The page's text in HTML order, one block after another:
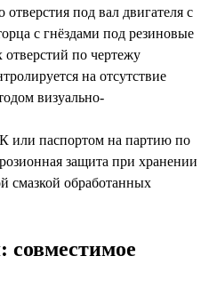
отверстия под вал двигателя с
с гнёздами под резиновые
по чертежу
на отсутствие
визуально-
или паспортом на партию по
защита при хранении
смазкой обработанных